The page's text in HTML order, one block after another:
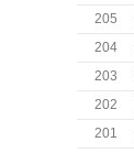
205
204
203
202
201